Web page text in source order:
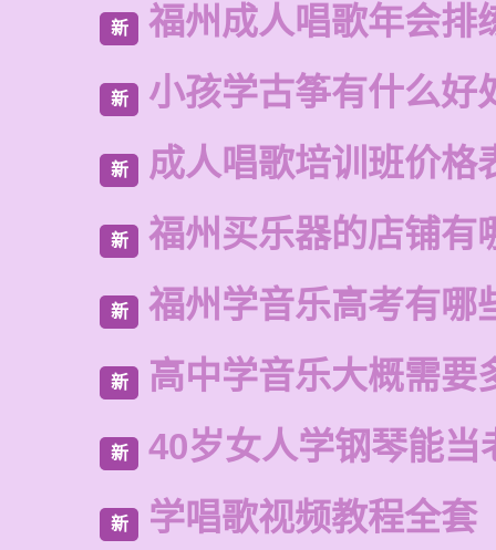
新 福州成人唱歌年会排
新 小孩学古筝有什么好
新 成人唱歌培训班价格
新 福州买乐器的店铺有
新 福州学音乐高考有哪
新 高中学音乐大概需要
新 40岁女人学钢琴能当
新 学唱歌视频教程全套